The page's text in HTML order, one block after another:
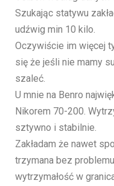
Szukając statywu
udźwig min 10 kilo.
Oczywiście im więcej
się że jeśli nie mamy
szaleć.
U mnie na Benro
Nikorem 70-200.
sztywno i stabilnie.
Zakładam że nawet
trzymana bez
wytrzymałość w